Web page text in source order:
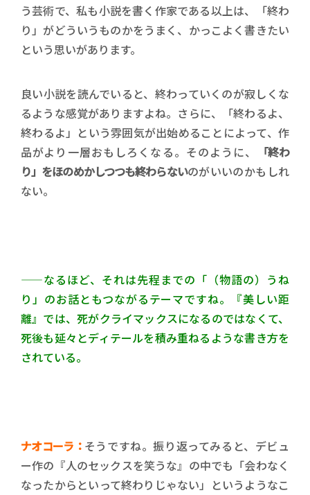
う芸術で、私も小説を書く作家である以上は、「終わ
り」がどういうものかをうまく、かっこよく書きたい
という思いがあります。
良い小説を読んでいると、終わっていくのが寂しくな
るような感覚がありますよね。さらに、「終わるよ、
終わるよ」という雰囲気が出始めることによって、作
品がより一層おもしろくなる。そのように、
「終わ
り」をほのめかしつつも終わらないのがいいのかもしれ
ない。
——なるほど、それは先程までの「（物語の）うね
り」のお話ともつながるテーマですね。
『美しい距
離』では、死がクライマックスになるのではなくて、
死後も延々とディテールを積み重ねるような書き方を
されている。
ナオコーラ： そうですね。振り返ってみると、デビュ
ー作の『人のセックスを笑うな』の中でも「会わなく
なったからといって終わりじゃない」というようなこ